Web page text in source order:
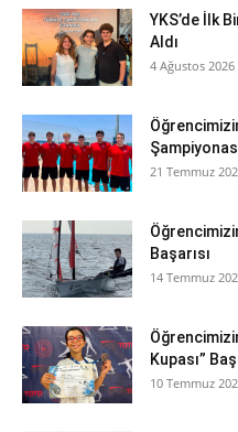
YKS’de İlk
Aldı
4 Ağustos 2026
21 Temmuz
Başarısı
14 Temmuz
Kupası”
10 Temmuz